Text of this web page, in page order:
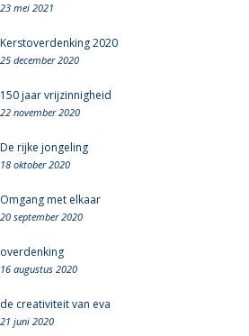
23 mei 2021
Kerstoverdenking 2020
25 december 2020
150 jaar vrijzinnigheid
22 november 2020
De rijke jongeling
18 oktober 2020
Omgang met elkaar
20 september 2020
overdenking
16 augustus 2020
de creativiteit van eva
21 juni 2020